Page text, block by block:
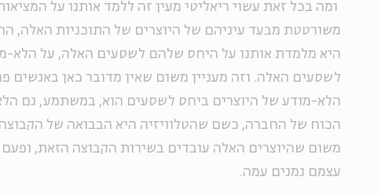
ומה בכל זאת עשוי ריאליטי מעין זה ללמד אותנו על
משורטטת מבעד עיניהם של היוצרים של התוכניות האלה,
היא מלמדת אותנו על היחס שלהם לשסעים האלה, על הלא-
לשסעים האלה. וזה מעניין משום שאין מדובר כאן באנשים
הלא-מודע של היוצרים ביחס לשסעים הוא, במשתמע, גם
הכוח של החברה, כשם שהטלוויזיה היא הבבואה של
משום שהיוצרים האלה עובדים בשירות הקבוצה הזאת,
עצמם נמנים עמה.